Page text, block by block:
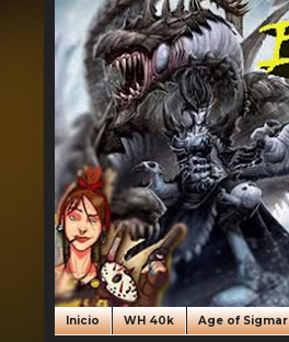
Inicio WH 40k Age of Sigmar